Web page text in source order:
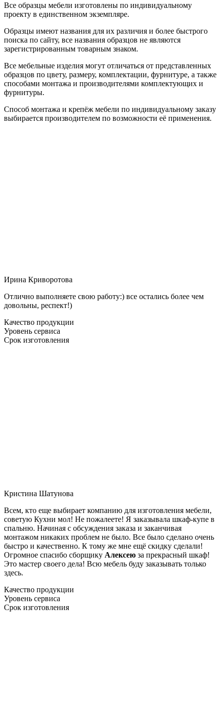
Все образцы мебели изготовлены по индивидуальному
проекту в единственном экземпляре.
Образцы имеют названия для их различия и более быстрого
поиска по сайту, все названия образцов не являются
зарегистрированным товарным знаком.
Все мебельные изделия могут отличаться от представленных
образцов по цвету, размеру, комплектации, фурнитуре, а также
способами монтажа и производителями комплектующих и
фурнитуры.
Способ монтажа и крепёж мебели по индивидуальному заказу
выбирается производителем по возможности её применения.
Ирина Криворотова
Отлично выполняете свою работу:) все остались более чем
довольны, респект!)
Качество продукции
Уровень сервиса
Срок изготовления
Кристина Шатунова
Всем, кто еще выбирает компанию для изготовления мебели,
советую Кухни мол! Не пожалеете! Я заказывала шкаф-купе в
спальню. Начиная с обсуждения заказа и заканчивая
монтажом никаких проблем не было. Все было сделано очень
быстро и качественно. К тому же мне ещё скидку сделали!
Огромное спасибо сборщику Алексею за прекрасный шкаф!
Это мастер своего дела! Всю мебель буду заказывать только
здесь.
Качество продукции
Уровень сервиса
Срок изготовления